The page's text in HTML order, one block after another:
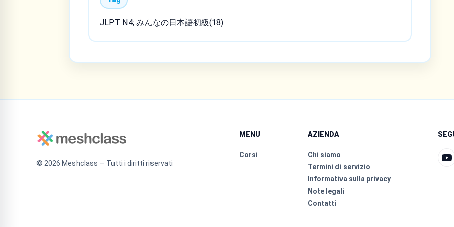
JLPT N4; みんなの日本語初級(18)
© 2026 Meshclass — Tutti i diritti riservati
MENU
Corsi
AZIENDA
Chi siamo
Termini di servizio
Informativa sulla privacy
Note legali
Contatti